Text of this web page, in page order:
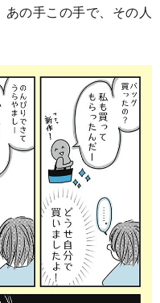
の手この手で、その人